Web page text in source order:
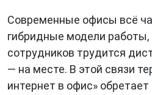
Современные офисы всё
гибридные модели работы,
сотрудников трудится
— на месте. В этой связи
интернет в офис»